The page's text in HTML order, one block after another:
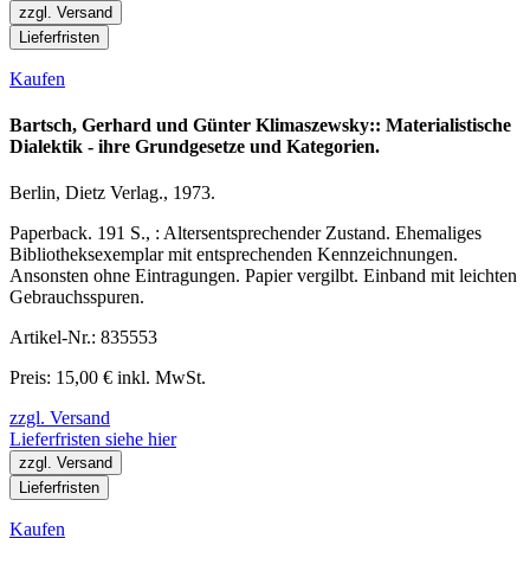
zzgl. Versand
Lieferfristen
Kaufen
Bartsch, Gerhard und Günter Klimaszewsky:: Materialistische
Dialektik - ihre Grundgesetze und Kategorien.
Berlin, Dietz Verlag., 1973.
Paperback. 191 S., : Altersentsprechender Zustand. Ehemaliges
Bibliotheksexemplar mit entsprechenden Kennzeichnungen.
Ansonsten ohne Eintragungen. Papier vergilbt. Einband mit leichten
Gebrauchsspuren.
Artikel-Nr.: 835553
Preis: 15,00 € inkl. MwSt.
zzgl. Versand
Lieferfristen siehe hier
zzgl. Versand
Lieferfristen
Kaufen